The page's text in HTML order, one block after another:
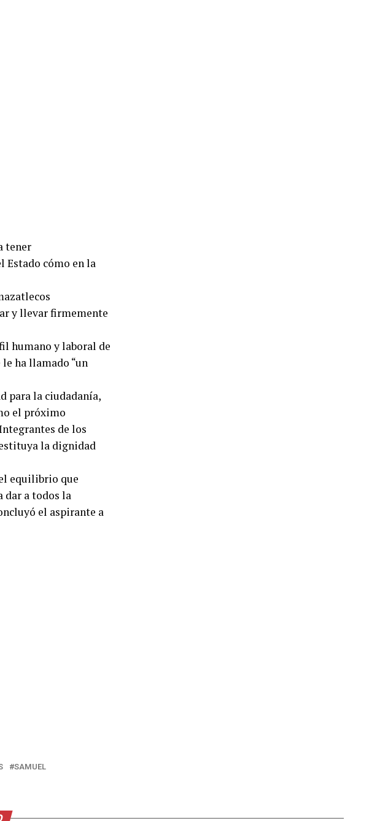
tener
Estado cómo en la
y llevar firmemente
humano y laboral de
ha llamado “un
para la ciudadanía,
el próximo
de los
la dignidad
equilibrio que
dar a todos la
el aspirante a
SAMUEL